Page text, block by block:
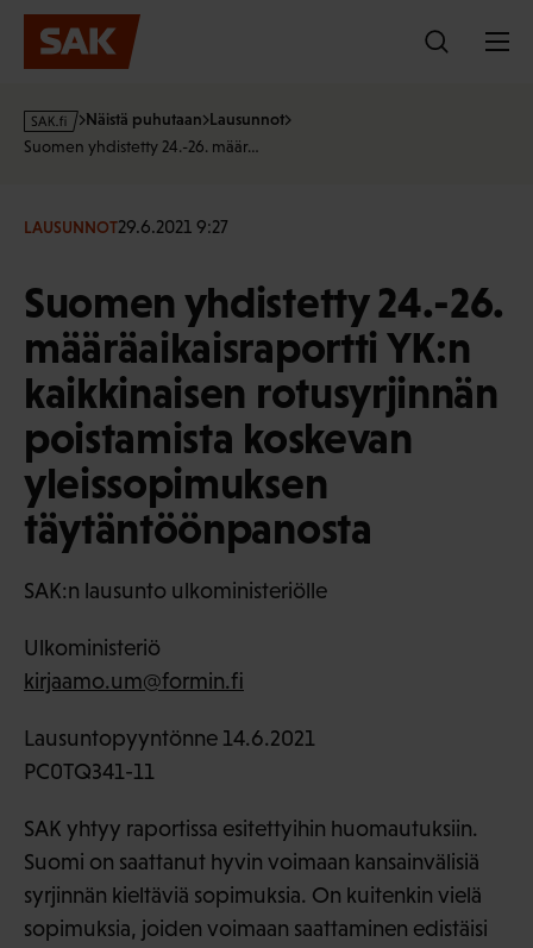
Hyppää
sisältöön
s
a
f
Näistä puhutaan Lausunnot
Suomen yhdistetty 24.-26. määr…
LAUSUNNOT29.6.2021 9:27
Suomen yhdistetty 24.-26.
määräaikaisraportti YK:n
kaikkinaisen rotusyrjinnän
poistamista koskevan
yleissopimuksen
täytäntöönpanosta
SAK:n lausunto ulkoministeriölle
Ulkoministeriö
kirjaamo.um@formin.fi
Lausuntopyyntönne 14.6.2021
PC0TQ341-11
SAK yhtyy raportissa esitettyihin huomautuksiin.
Suomi on saattanut hyvin voimaan kansainvälisiä
syrjinnän kieltäviä sopimuksia. On kuitenkin vielä
sopimuksia, joiden voimaan saattaminen edistäisi